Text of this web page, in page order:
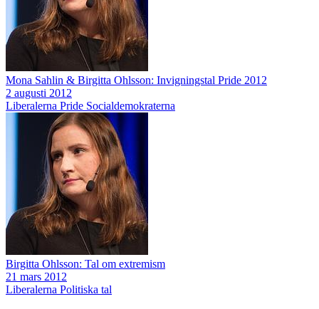
Mona Sahlin & Birgitta Ohlsson: Invigningstal Pride 2012
2 augusti 2012
Liberalerna Pride Socialdemokraterna
Birgitta Ohlsson: Tal om extremism
21 mars 2012
Liberalerna Politiska tal